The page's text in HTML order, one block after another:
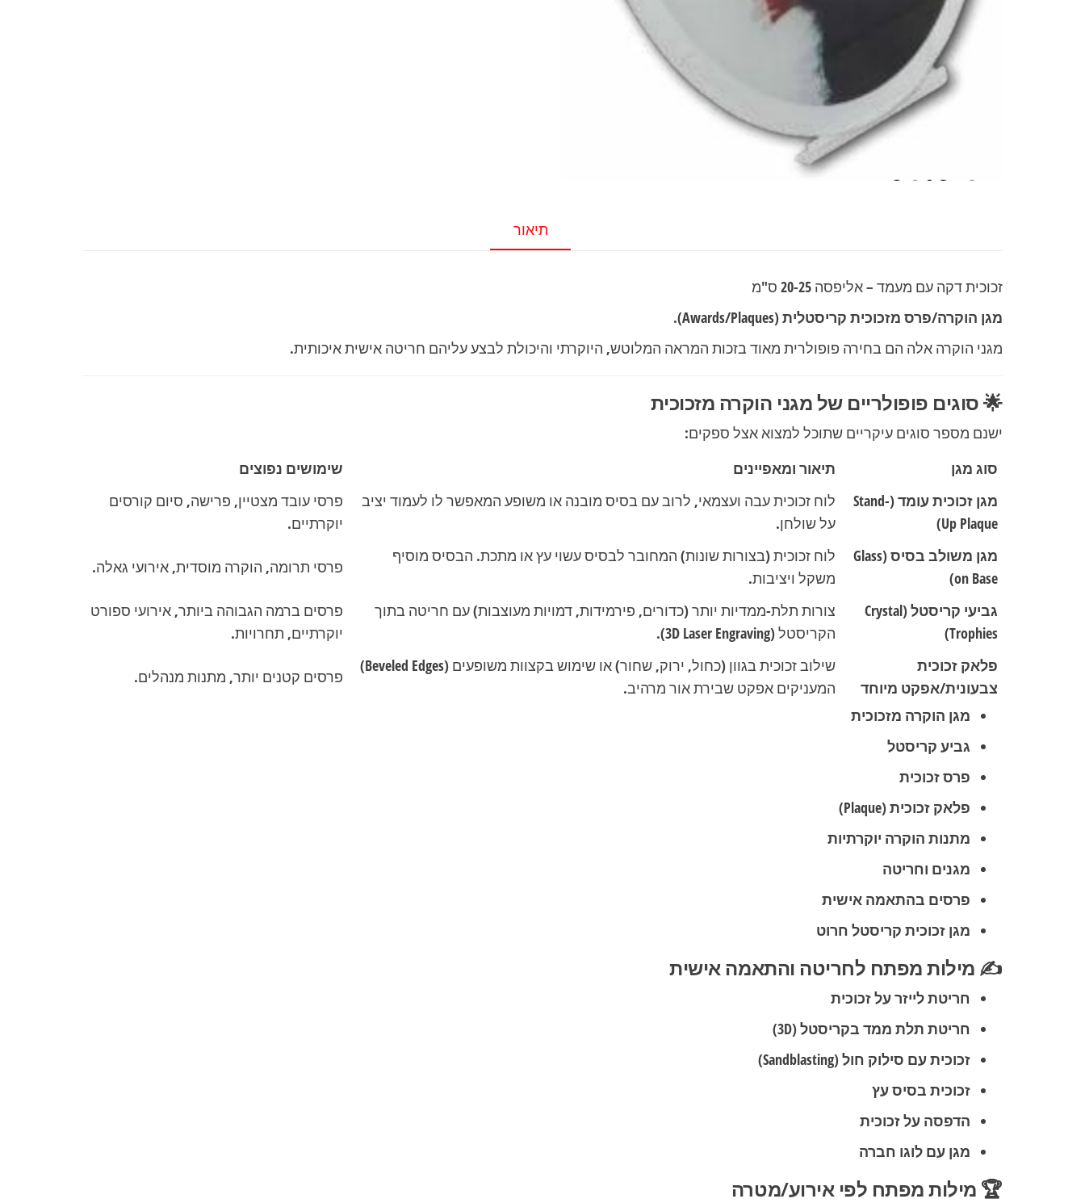
תיאור
זכוכית דקה עם מעמד – אליפסה 20-25 ס"מ
מגן הוקרה/פרס מזכוכית קריסטלית(Awards/Plaques).
מגני הוקרה אלה הם בחירה פופולרית מאוד בזכות המראה המלוטש, היוקרתי והיכולת לבצע עליהם חריטה אישית איכותית.
🌟 סוגים פופולריים של מגני הוקרה מזכוכית
ישנם מספר סוגים עיקריים שתוכל למצוא אצל ספקים:
סוג מגן
תיאור ומאפיינים
שימושים נפוצים
מגן זכוכית עומד (Stand-
Up Plaque)
לוח זכוכית עבה ועצמאי, לרוב עם בסיס מובנה או משופע המאפשר לו לעמוד יציב
על שולחן.
פרסי עובד מצטיין, פרישה, סיום קורסים
יוקרתיים.
מגן משולב בסיס (Glass
on Base)
לוח זכוכית (בצורות שונות) המחובר לבסיס עשוי עץ או מתכת. הבסיס מוסיף
משקל ויציבות.
פרסי תרומה, הוקרה מוסדית, אירועי גאלה.
גביעי קריסטל (Crystal
Trophies)
צורות תלת-ממדיות יותר (כדורים, פירמידות, דמויות מעוצבות) עם חריטה בתוך
הקריסטל (3D Laser Engraving).
פרסים ברמה הגבוהה ביותר, אירועי ספורט
יוקרתיים, תחרויות.
פלאק זכוכית
צבעונית/אפקט מיוחד
שילוב זכוכית בגוון (כחול, ירוק, שחור) או שימוש בקצוות משופעים (Beveled Edges)
המעניקים אפקט שבירת אור מרהיב.
פרסים קטנים יותר, מתנות מנהלים.
מגן הוקרה מזכוכית
גביע קריסטל
פרס זכוכית
פלאק זכוכית(Plaque)
מתנות הוקרה יוקרתיות
מגנים וחריטה
פרסים בהתאמה אישית
מגן זכוכית קריסטל חרוט
✍️ מילות מפתח לחריטה והתאמה אישית
חריטת לייזר על זכוכית
חריטת תלת ממד בקריסטל(3D)
זכוכית עם סילוק חול(Sandblasting)
זכוכית בסיס עץ
הדפסה על זכוכית
מגן עם לוגו חברה
🏆 מילות מפתח לפי אירוע/מטרה